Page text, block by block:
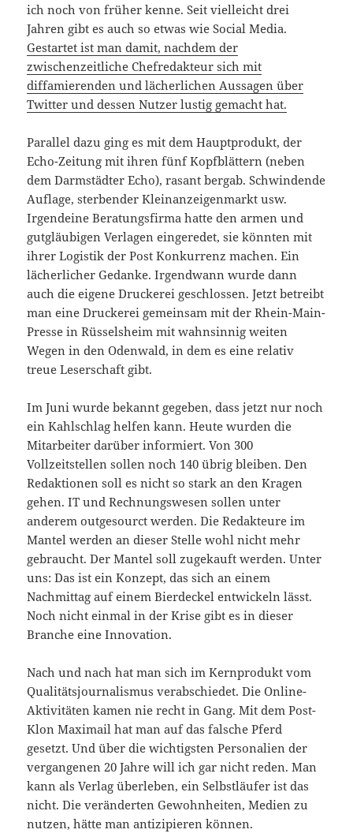
ich noch von früher kenne. Seit vielleicht drei
Jahren gibt es auch so etwas wie Social Media.
Gestartet ist man damit, nachdem der
zwischenzeitliche Chefredakteur sich mit
diffamierenden und lächerlichen Aussagen über
Twitter und dessen Nutzer lustig gemacht hat.
Parallel dazu ging es mit dem Hauptprodukt, der
Echo-Zeitung mit ihren fünf Kopfblättern (neben
dem Darmstädter Echo), rasant bergab. Schwindende
Auflage, sterbender Kleinanzeigenmarkt usw.
Irgendeine Beratungsfirma hatte den armen und
gutgläubigen Verlagen eingeredet, sie könnten mit
ihrer Logistik der Post Konkurrenz machen. Ein
lächerlicher Gedanke. Irgendwann wurde dann
auch die eigene Druckerei geschlossen. Jetzt betreibt
man eine Druckerei gemeinsam mit der Rhein-Main-
Presse in Rüsselsheim mit wahnsinnig weiten
Wegen in den Odenwald, in dem es eine relativ
treue Leserschaft gibt.
Im Juni wurde bekannt gegeben, dass jetzt nur noch
ein Kahlschlag helfen kann. Heute wurden die
Mitarbeiter darüber informiert. Von 300
Vollzeitstellen sollen noch 140 übrig bleiben. Den
Redaktionen soll es nicht so stark an den Kragen
gehen. IT und Rechnungswesen sollen unter
anderem outgesourct werden. Die Redakteure im
Mantel werden an dieser Stelle wohl nicht mehr
gebraucht. Der Mantel soll zugekauft werden. Unter
uns: Das ist ein Konzept, das sich an einem
Nachmittag auf einem Bierdeckel entwickeln lässt.
Noch nicht einmal in der Krise gibt es in dieser
Branche eine Innovation.
Nach und nach hat man sich im Kernprodukt vom
Qualitätsjournalismus verabschiedet. Die Online-
Aktivitäten kamen nie recht in Gang. Mit dem Post-
Klon Maximail hat man auf das falsche Pferd
gesetzt. Und über die wichtigsten Personalien der
vergangenen 20 Jahre will ich gar nicht reden. Man
kann als Verlag überleben, ein Selbstläufer ist das
nicht. Die veränderten Gewohnheiten, Medien zu
nutzen, hätte man antizipieren können.